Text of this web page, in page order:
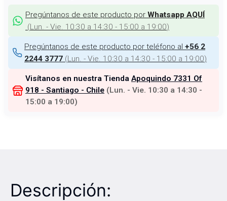
Pregúntanos de este producto por Whatsapp AQUÍ
(Lun. - Vie. 10:30 a 14:30 - 15:00 a 19:00)
Pregúntanos de este producto por teléfono al +56 2
2244 3777 (Lun. - Vie. 10:30 a 14:30 - 15:00 a 19:00)
Visítanos en nuestra Tienda Apoquindo 7331 Of
918 - Santiago - Chile (Lun. - Vie. 10:30 a 14:30 -
15:00 a 19:00)
Descripción: